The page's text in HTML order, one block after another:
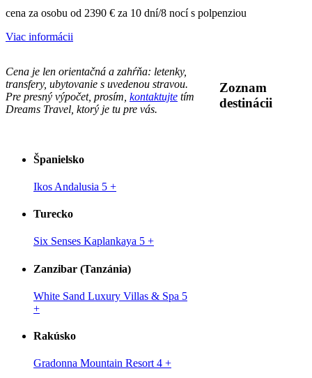
cena za osobu od 2390 € za 10 dní/8 nocí s polpenziou
Viac informácii
Cena je len orientačná a zahŕňa: letenky,
transfery, ubytovanie s uvedenou stravou.
Pre presný výpočet, prosím, kontaktujte tím
Dreams Travel, ktorý je tu pre vás.
Zoznam
destinácii
Španielsko
Ikos Andalusia 5 +
Turecko
Six Senses Kaplankaya 5 +
Zanzibar (Tanzánia)
White Sand Luxury Villas & Spa 5
+
Rakúsko
Gradonna Mountain Resort 4 +